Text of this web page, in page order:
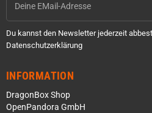
Du kannst den Newsletter jederzeit
Datenschutzerklärung
INFORMATION
DragonBox Shop
OpenPandora GmbH